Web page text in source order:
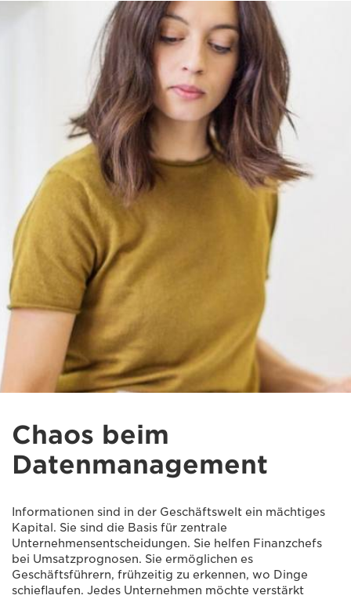
Chaos beim
Datenmanagement
Informationen sind in der Geschäftswelt ein mächtiges
Kapital. Sie sind die Basis für zentrale
Unternehmensentscheidungen. Sie helfen Finanzchefs
bei Umsatzprognosen. Sie ermöglichen es
Geschäftsführern, frühzeitig zu erkennen, wo Dinge
schieflaufen. Jedes Unternehmen möchte verstärkt